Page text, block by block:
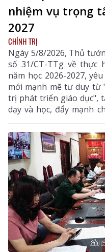
nhiệm vụ trọng
2027
CHÍNH TRỊ
Ngày 5/8/2026, Thủ
số 31/CT-TTg về thực
năm học 2026-2027,
mới mạnh mẽ tư duy từ
trị phát triển giáo dục",
dạy và học, đẩy mạnh
thành tích, bảo đảm
vật chất và xây dựng
hiện đại, đáp ứng yêu
chất lượng cao.